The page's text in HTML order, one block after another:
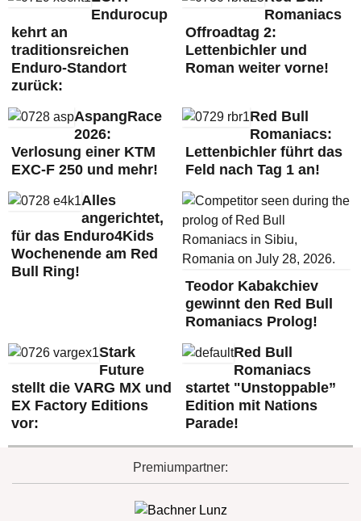
Endurocup
kehrt an
traditionsreichen
Enduro-Standort
zurück:
Romaniacs
Offroadtag 2:
Lettenbichler und
Roman weiter vorne!
AspangRace
2026:
Verlosung einer KTM
EXC-F 250 und mehr!
Red Bull
Romaniacs:
Lettenbichler führt das
Feld nach Tag 1 an!
Alles
angerichtet,
für das Enduro4Kids
Wochenende am Red
Bull Ring!
Teodor Kabakchiev
gewinnt den Red Bull
Romaniacs Prolog!
Stark
Future
stellt die VARG MX und
EX Factory Editions
vor:
Red Bull
Romaniacs
startet "Unstoppable”
Edition mit Nations
Parade!
Premiumpartner: